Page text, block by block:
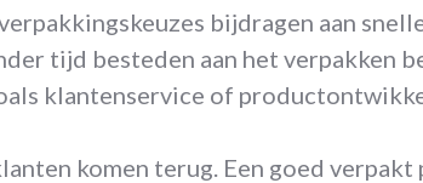
bijdragen aan
tijd besteden aan het verpakken
klantenservice of
komen terug. Een goed